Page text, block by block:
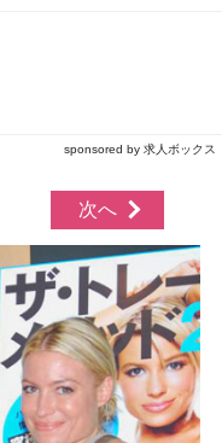
sponsored by 求人ボックス
次へ